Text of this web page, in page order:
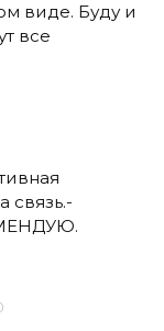
виде. Буду и
все
связь.-